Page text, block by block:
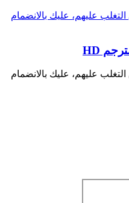
عليهم، عليك بالانضمام
عليهم، عليك بالانضمام